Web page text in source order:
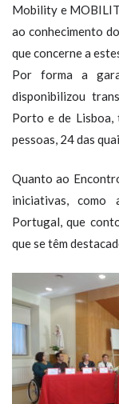
Mobility e
ao conhecimento
que concerne a
Por forma a
disponibilizou
Porto e de
pessoas, 24 das
Quanto ao
iniciativas, como
Portugal, que
que se têm